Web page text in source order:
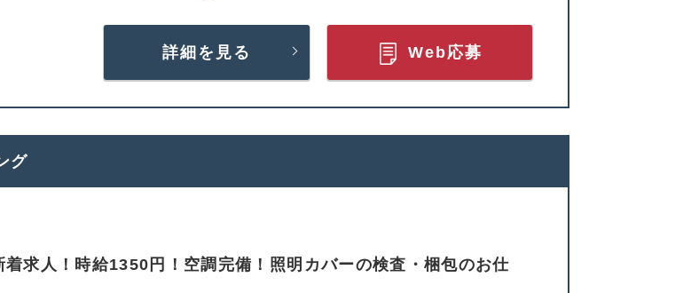
詳細を見る Web応募
グ
求人！時給1350円！空調完備！照明カバーの検査・梱包のお仕